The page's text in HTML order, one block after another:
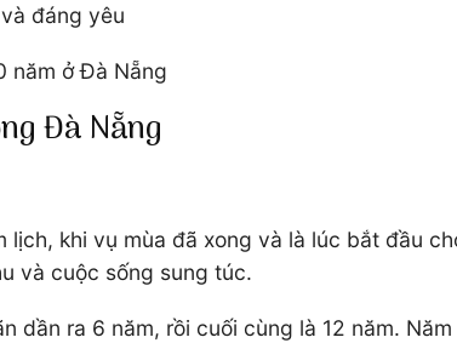
đáng yêu
năm ở Đà Nẵng
Đà Nẵng
khi vụ mùa đã xong và là lúc bắt đầu
và cuộc sống sung túc.
ra 6 năm, rồi cuối cùng là 12 năm.